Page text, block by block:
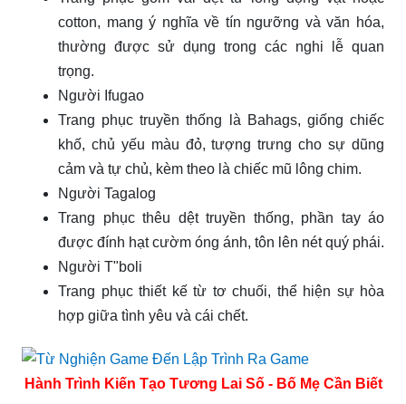
cotton, mang ý nghĩa về tín ngưỡng và văn hóa,
thường được sử dụng trong các nghi lễ quan
trọng.
Người Ifugao
Trang phục truyền thống là Bahags, giống chiếc
khố, chủ yếu màu đỏ, tượng trưng cho sự dũng
cảm và tự chủ, kèm theo là chiếc mũ lông chim.
Người Tagalog
Trang phục thêu dệt truyền thống, phần tay áo
được đính hạt cườm óng ánh, tôn lên nét quý phái.
Người T"boli
Trang phục thiết kế từ tơ chuối, thể hiện sự hòa
hợp giữa tình yêu và cái chết.
Hành Trình Kiến Tạo Tương Lai Số - Bố Mẹ Cần Biết